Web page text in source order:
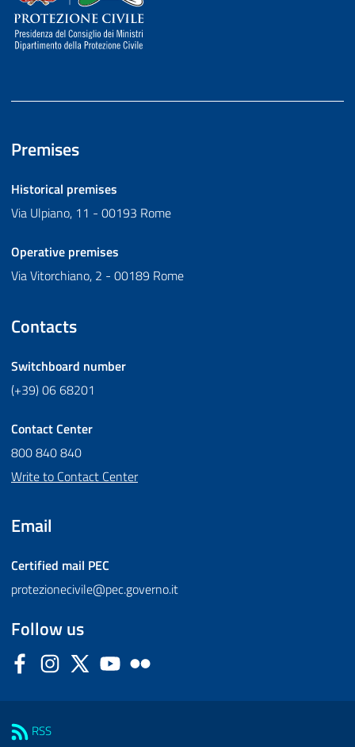
Premises
Historical premises
Via Ulpiano, 11 - 00193 Rome
Operative premises
Via Vitorchiano, 2 - 00189 Rome
Contacts
Switchboard number
(+39) 06 68201
Contact Center
800 840 840
Write to Contact Center
Email
Certified mail PEC
protezionecivile@pec.governo.it
Follow us
FacebookInstagram
Twitter YouTube
RSS